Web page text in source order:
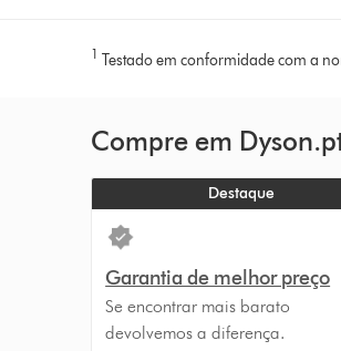
1 Testado em conformidade com a
Compre em
Destaque
Garantia de melhor preço
Se encontrar mais barato
devolvemos a diferença.